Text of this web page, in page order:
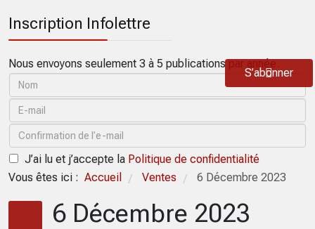
Inscription Infolettre
Nous envoyons seulement 3 à 5 publications par année.
J’ai lu et j’accepte la Politique de confidentialité
S’abonner
Vous êtes ici : Accueil / Ventes / 6 Décembre 2023
6 Décembre 2023